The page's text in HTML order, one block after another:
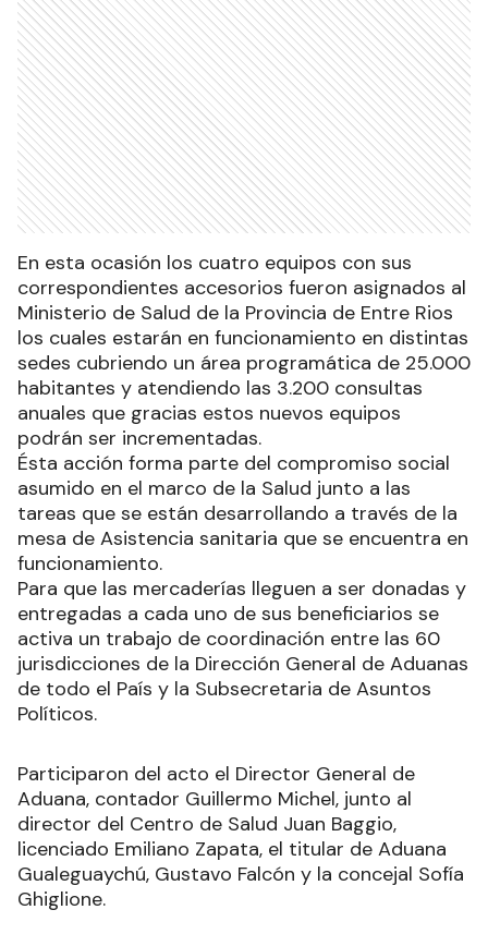
En esta ocasión los cuatro equipos con sus
correspondientes accesorios fueron asignados al
Ministerio de Salud de la Provincia de Entre Rios
los cuales estarán en funcionamiento en distintas
sedes cubriendo un área programática de 25.000
habitantes y atendiendo las 3.200 consultas
anuales que gracias estos nuevos equipos
podrán ser incrementadas.
Ésta acción forma parte del compromiso social
asumido en el marco de la Salud junto a las
tareas que se están desarrollando a través de la
mesa de Asistencia sanitaria que se encuentra en
funcionamiento.
Para que las mercaderías lleguen a ser donadas y
entregadas a cada uno de sus beneficiarios se
activa un trabajo de coordinación entre las 60
jurisdicciones de la Dirección General de Aduanas
de todo el País y la Subsecretaria de Asuntos
Políticos.
Participaron del acto el Director General de
Aduana, contador Guillermo Michel, junto al
director del Centro de Salud Juan Baggio,
licenciado Emiliano Zapata, el titular de Aduana
Gualeguaychú, Gustavo Falcón y la concejal Sofía
Ghiglione.